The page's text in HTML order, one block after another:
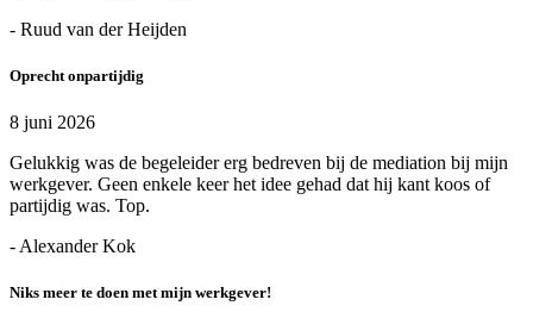
- Ruud van der Heijden
Oprecht onpartijdig
8 juni 2026
Gelukkig was de begeleider erg bedreven bij de mediation bij mijn
werkgever. Geen enkele keer het idee gehad dat hij kant koos of
partijdig was. Top.
- Alexander Kok
Niks meer te doen met mijn werkgever!